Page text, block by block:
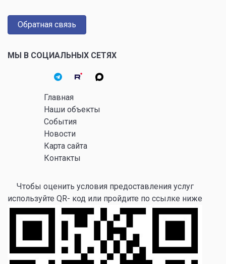
Обратная связь
МЫ В СОЦИАЛЬНЫХ СЕТЯХ
Главная
Наши объекты
События
Новости
Карта сайта
Контакты
Чтобы оценить условия предоставления услуг
используйте QR- код или пройдите по ссылке ниже